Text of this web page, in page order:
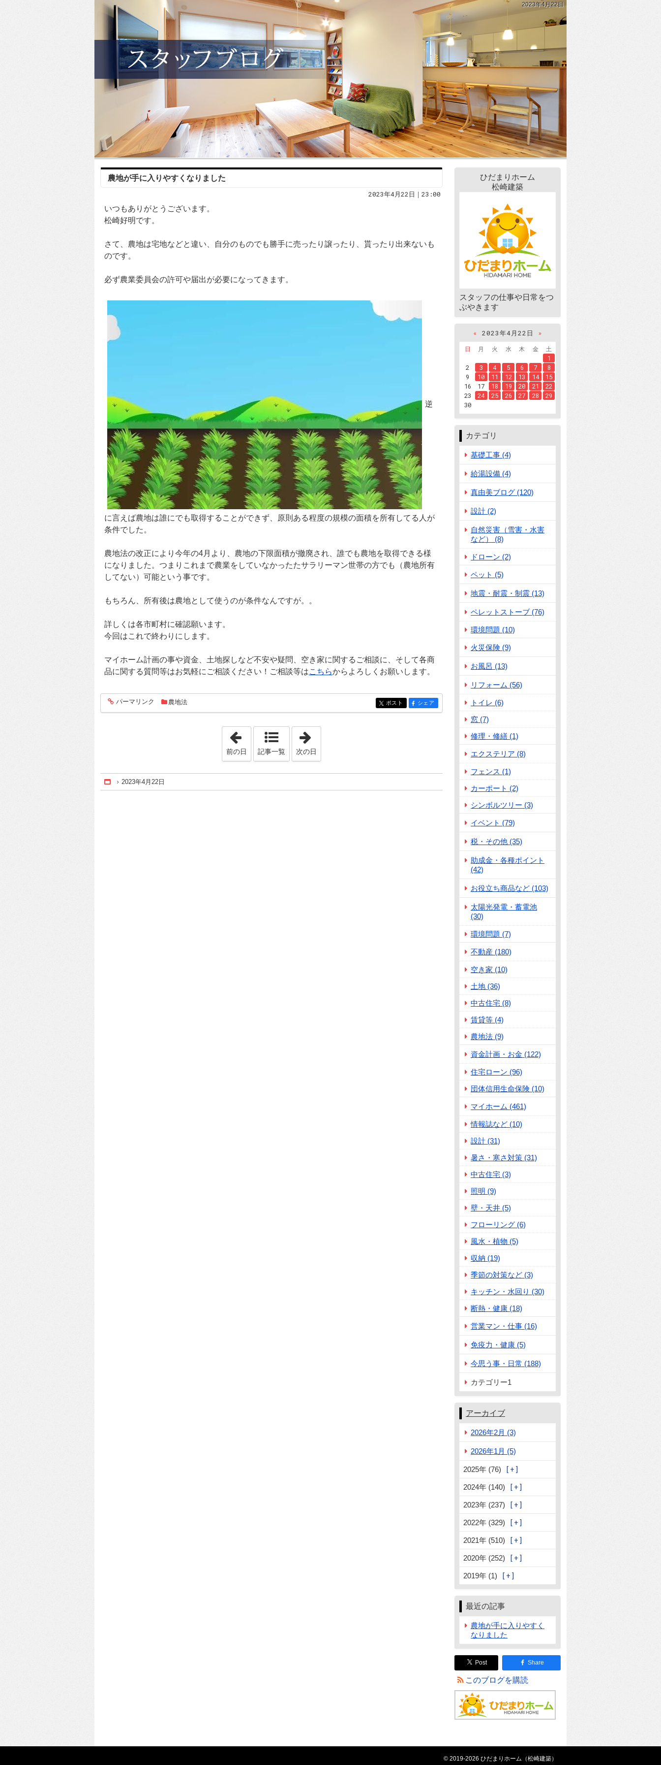
2023年4月22日
農地が手に入りやすくなりました
2023年4月22日｜23:00
いつもありがとうございます。
松崎好明です。
さて、農地は宅地などと違い、自分のものでも勝手に売ったり譲ったり、貰ったり出来ないも
のです。
必ず農業委員会の許可や届出が必要になってきます。
逆
に言えば農地は誰にでも取得することができず、原則ある程度の規模の面積を所有してる人が
条件でした。
農地法の改正により今年の4月より、農地の下限面積が撤廃され、誰でも農地を取得できる様
になりました。つまりこれまで農業をしていなかったたサラリーマン世帯の方でも（農地所有
してない）可能という事です。
もちろん、所有後は農地として使うのが条件なんですが。。
詳しくは各市町村に確認願います。
今回はこれで終わりにします。
マイホーム計画の事や資金、土地探しなど不安や疑問、空き家に関するご相談に、そして各商
品に関する質問等はお気軽にご相談ください！ご相談等はこちらからよろしくお願いします。
entry1505
パーマリンク 農地法 entry1505
ポスト entry1505
シェア
「2023年4月21日」
前の日 記事一覧 次の日
Home
2023年4月22日
ひだまりホーム
松崎建築
スタッフの仕事や日常をつ
ぶやきます
« 2023年4月22日
»
日
月 火 水 木 金
土
1
2
3 4 5 6 7
8
9
10 11 12 13 14
15
16
17 18 19 20 21
22
23
24 25 26 27 28
29
30
カテゴリ
基礎工事 (4)
給湯設備 (4)
真由美ブログ (120)
設計 (2)
自然災害（雪害・水害
など） (8)
ドローン (2)
ペット (5)
地震・耐震・制震 (13)
ペレットストーブ (76)
環境問題 (10)
火災保険 (9)
お風呂 (13)
リフォーム (56)
トイレ (6)
窓 (7)
修理・修繕 (1)
エクステリア (8)
フェンス (1)
カーポート (2)
シンボルツリー (3)
イベント (79)
税・その他 (35)
助成金・各種ポイント
(42)
お役立ち商品など (103)
太陽光発電・蓄電池
(30)
環境問題 (7)
不動産 (180)
空き家 (10)
土地 (36)
中古住宅 (8)
賃貸等 (4)
農地法 (9)
資金計画・お金 (122)
住宅ローン (96)
団体信用生命保険 (10)
マイホーム (461)
情報誌など (10)
設計 (31)
暑さ・寒さ対策 (31)
中古住宅 (3)
照明 (9)
壁・天井 (5)
フローリング (6)
風水・植物 (5)
収納 (19)
季節の対策など (3)
キッチン・水回り (30)
断熱・健康 (18)
営業マン・仕事 (16)
免疫力・健康 (5)
今思う事・日常 (188)
カテゴリー1
アーカイブ
2026年2月 (3)
2026年1月 (5)
2025年 (76)
2024年 (140)
2023年 (237)
2022年 (329)
2021年 (510)
2020年 (252)
2019年 (1)
最近の記事
農地が手に入りやすく
なりました
Post Share
このブログを購読
© 2019-2026 ひだまりホーム（松崎建築）